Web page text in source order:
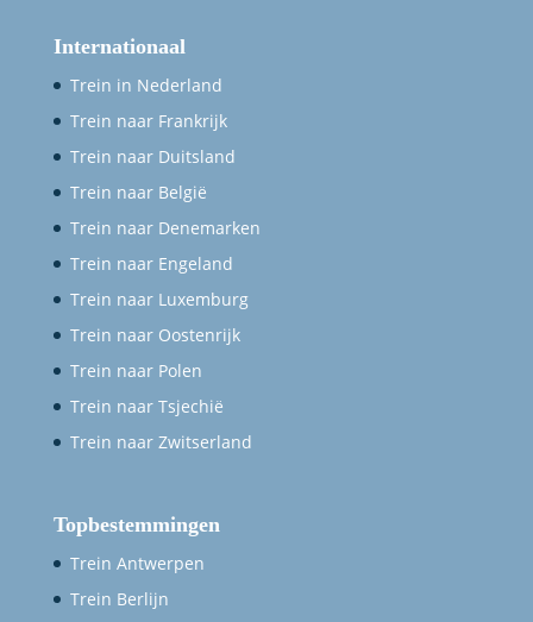
Internationaal
Trein in Nederland
Trein naar Frankrijk
Trein naar Duitsland
Trein naar België
Trein naar Denemarken
Trein naar Engeland
Trein naar Luxemburg
Trein naar Oostenrijk
Trein naar Polen
Trein naar Tsjechië
Trein naar Zwitserland
Topbestemmingen
Trein Antwerpen
Trein Berlijn